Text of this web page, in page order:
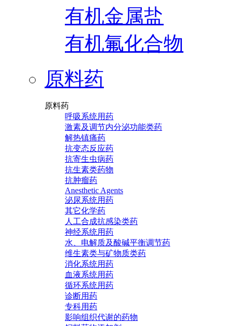
有机金属盐
有机氟化合物
原料药
原料药
呼吸系统用药
激素及调节内分泌功能类药
解热镇痛药
抗变态反应药
抗寄生虫病药
抗生素类药物
抗肿瘤药
Anesthetic Agents
泌尿系统用药
其它化学药
人工合成抗感染类药
神经系统用药
水、电解质及酸碱平衡调节药
维生素类与矿物质类药
消化系统用药
血液系统用药
循环系统用药
诊断用药
专科用药
影响组织代谢的药物